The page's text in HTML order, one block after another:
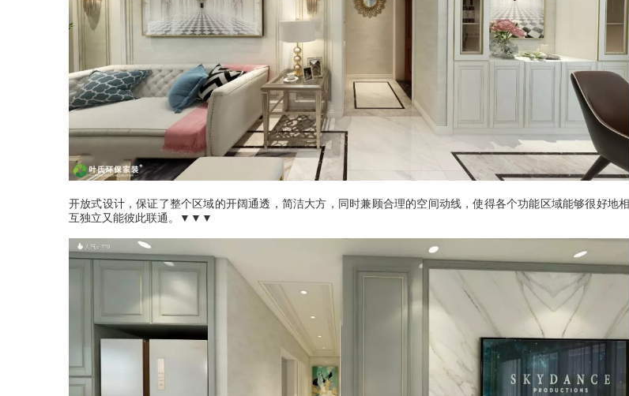
开放式设计，保证了整个区域的开阔通透，简洁大方，同时兼顾合理的空间动线，使得各个功能区域能够很好地相
互独立又能彼此联通。▼▼▼